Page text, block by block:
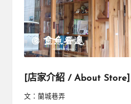
[店家介紹 / About Store]
文：蘭城巷弄